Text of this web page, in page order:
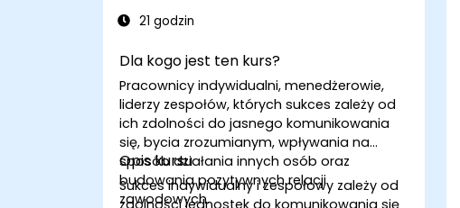
21 godzin
Dla kogo jest ten kurs?
Pracownicy indywidualni, menedżerowie,
liderzy zespołów, których sukces zależy od
ich zdolności do jasnego komunikowania
się, bycia zrozumianym, wpływania na
sposób działania innych osób oraz
budowania pozytywnych relacji
zawodowych.
Opis kursu
Sukces indywidualny i zespołowy zależy od
zdolności jednostek do komunikowania się